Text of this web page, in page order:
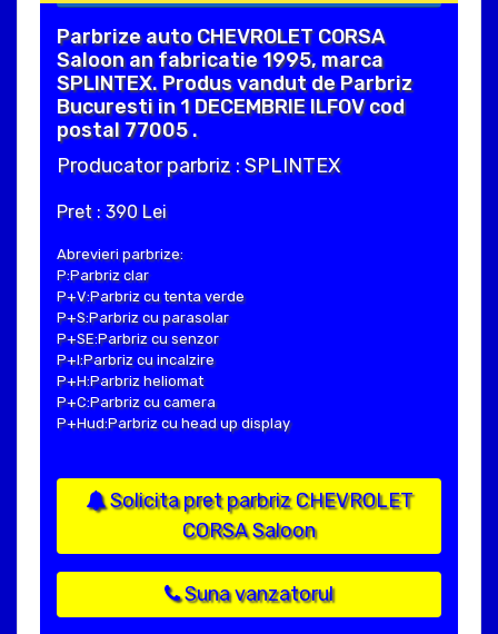
Parbrize auto CHEVROLET CORSA
Saloon an fabricatie 1995, marca
SPLINTEX. Produs vandut de Parbriz
Bucuresti in 1 DECEMBRIE ILFOV cod
postal 77005 .
Producator parbriz : SPLINTEX
Pret : 390 Lei
Abrevieri parbrize:
P:Parbriz clar
P+V:Parbriz cu tenta verde
P+S:Parbriz cu parasolar
P+SE:Parbriz cu senzor
P+I:Parbriz cu incalzire
P+H:Parbriz heliomat
P+C:Parbriz cu camera
P+Hud:Parbriz cu head up display
Solicita pret parbriz CHEVROLET
CORSA Saloon
Suna vanzatorul